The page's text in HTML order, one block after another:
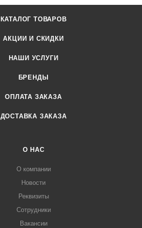
КАТАЛОГ ТОВАРОВ
АКЦИИ И СКИДКИ
НАШИ УСЛУГИ
БРЕНДЫ
ОПЛАТА ЗАКАЗА
ДОСТАВКА ЗАКАЗА
О НАС
О компании
Новости
Реквизиты
Сотрудники
Вакансии